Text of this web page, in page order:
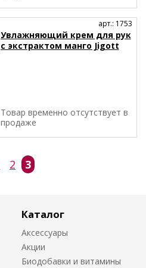
арт.: 1753
Увлажняющий крем для рук
с экстрактом манго Jigott
Товар временно отсутствует в
продаже
2 3
Каталог
Аксессуары
Акции
Биодобавки и витамины